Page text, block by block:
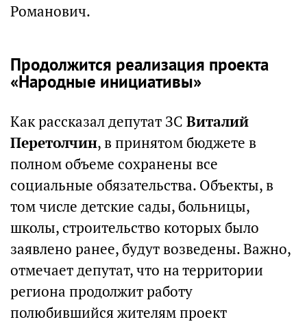
Романович.
Продолжится реализация проекта
«Народные инициативы»
Как рассказал депутат ЗС Виталий
Перетолчин, в принятом бюджете в
полном объеме сохранены все
социальные обязательства. Объекты, в
том числе детские сады, больницы,
школы, строительство которых было
заявлено ранее, будут возведены. Важно,
отмечает депутат, что на территории
региона продолжит работу
полюбившийся жителям проект